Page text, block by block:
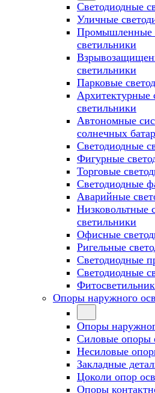
Светодиодные
Уличные
Промышленные
светильники
светильники
Парковые
Архитектурные
светильники
Автономные
солнечных
Светодиодные
Фигурные
Торговые
Cветодиодные
Аварийные
Низковольтные
светильники
Офисные
Ригельные
Светодиодные
Светодиодные
Опоры наружного
Опоры
Силовые опоры
Несиловые
Закладные
Цоколи опор
Опоры